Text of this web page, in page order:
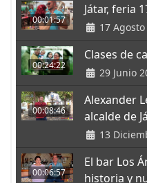
00:01:57
Játar, feria
17 Agosto
00:24:22
Clases de
29 Junio
00:08:46
Alexander
alcalde de
13
00:06:57
El bar Los
historia y